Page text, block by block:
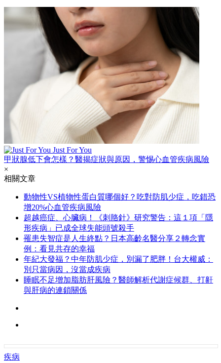
Just For You
甲狀腺低下會怎樣？醫揭症狀與原因，警惕心血管疾病風險
×
相關文章
動物性VS植物性蛋白質哪個好？吃對防肌少症，吃錯恐
增20%心血管疾病風險
超越癌症、心臟病！《刺胳針》研究警告：這１項「隱
形疾病」已成全球失能頭號殺手
罹患失智症是人生終點？日本高齡名醫分享２轉念實
例：看見共存的幸福
年紀大發福？中年防肌少症，別漏了肥胖！台大權威：
別只當病因，沒當成疾病
睡眠不足增加脂肪肝風險？醫師解析代謝症候群、打鼾
與肝病的連鎖關係
疾病